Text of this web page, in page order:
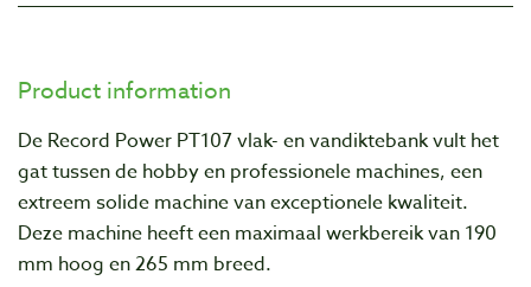
Product information
De Record Power PT107 vlak- en vandiktebank vult het
gat tussen de hobby en professionele machines, een
extreem solide machine van exceptionele kwaliteit.
Deze machine heeft een maximaal werkbereik van 190
mm hoog en 265 mm breed.